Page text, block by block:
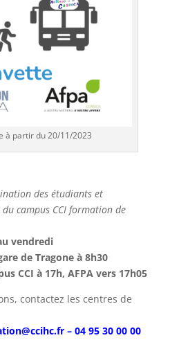
à partir du 20/11/2023
des étudiants et
du campus CCI formation de
vendredi
de Tragone à 8h30
CCI à 17h, AFPA vers 17h05
contactez les centres de
– 04 95 30 00 00